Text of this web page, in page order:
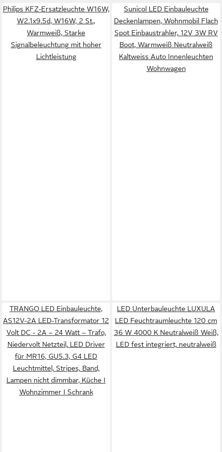
Philips KFZ-Ersatzleuchte W16W,
W2.1x9.5d, W16W, 2 St.,
Warmweiß, Starke
Signalbeleuchtung mit hoher
Lichtleistung
Sunicol LED Einbauleuchte
Deckenlampen, Wohnmobil Flach
Spot Einbaustrahler, 12V 3W RV
Boot, Warmweiß Neutralweiß
Kaltweiss Auto Innenleuchten
Wohnwagen
TRANGO LED Einbauleuchte,
AS12V-2A LED-Transformator 12
Volt DC - 2A – 24 Watt – Trafo,
Niedervolt Netzteil, LED Driver
für MR16, GU5.3, G4 LED
Leuchtmittel, Stripes, Band,
Lampen nicht dimmbar, Küche I
Wohnzimmer I Schrank
LED Unterbauleuchte LUXULA
LED Feuchtraumleuchte 120 cm
36 W 4000 K Neutralweiß Weiß,
LED fest integriert, neutralweiß